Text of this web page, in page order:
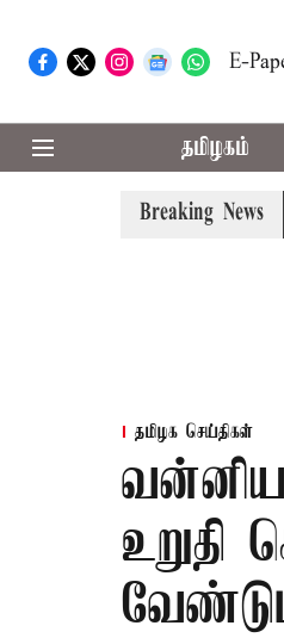
E-
தமிழகம்
Breaking News
கட்டணம்
தமிழக செய்திகள்
உறுதி